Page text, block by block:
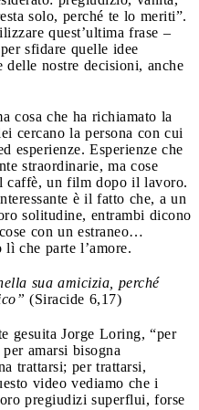
solo, perché te lo meriti”.
quest’ultima frase –
sfidare quelle idee
delle nostre decisioni, anche
cosa che ha richiamato la
cercano la persona con cui
esperienze. Esperienze che
straordinarie, ma cose
caffè, un film dopo il lavoro.
è il fatto che, a un
solitudine, entrambi dicono
con un estraneo…
che parte l’amore.
sua amicizia, perché
(Siracide 6,17)
gesuita Jorge Loring, “per
amarsi bisogna
trattarsi; per trattarsi,
video vediamo che i
pregiudizi superflui, forse